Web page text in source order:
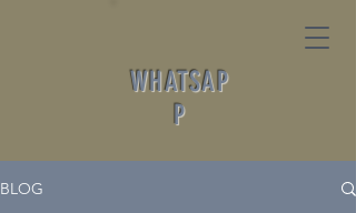
WHATSAP
P
BLOG